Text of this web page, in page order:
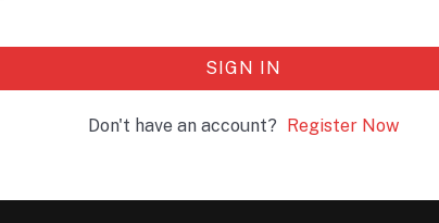
SIGN IN
Don't have an account? Register Now